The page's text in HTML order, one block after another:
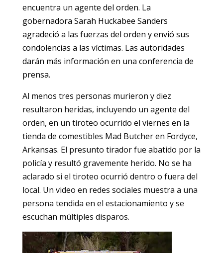
encuentra un agente del orden. La
gobernadora Sarah Huckabee Sanders
agradeció a las fuerzas del orden y envió sus
condolencias a las víctimas. Las autoridades
darán más información en una conferencia de
prensa.
Al menos tres personas murieron y diez
resultaron heridas, incluyendo un agente del
orden, en un tiroteo ocurrido el viernes en la
tienda de comestibles Mad Butcher en Fordyce,
Arkansas. El presunto tirador fue abatido por la
policía y resultó gravemente herido. No se ha
aclarado si el tiroteo ocurrió dentro o fuera del
local. Un video en redes sociales muestra a una
persona tendida en el estacionamiento y se
escuchan múltiples disparos.